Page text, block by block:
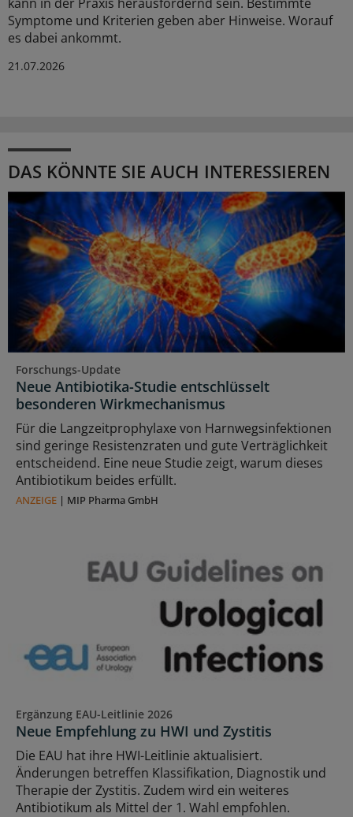
Symptome und Kriterien geben aber Hinweise. Worauf
es dabei ankommt.
21.07.2026
DAS KÖNNTE SIE AUCH INTERESSIEREN
Forschungs-Update
Neue Antibiotika-Studie entschlüsselt
besonderen Wirkmechanismus
Für die Langzeitprophylaxe von Harnwegsinfektionen
sind geringe Resistenzraten und gute Verträglichkeit
entscheidend. Eine neue Studie zeigt, warum dieses
Antibiotikum beides erfüllt.
ANZEIGE | MIP Pharma GmbH
Ergänzung EAU-Leitlinie 2026
Neue Empfehlung zu HWI und Zystitis
Die EAU hat ihre HWI-Leitlinie aktualisiert.
Änderungen betreffen Klassifikation, Diagnostik und
Therapie der Zystitis. Zudem wird ein weiteres
Antibiotikum als Mittel der 1. Wahl empfohlen.